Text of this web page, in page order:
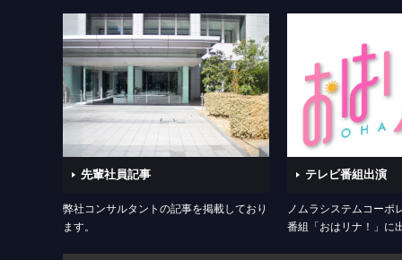
先輩社員記事
弊社コンサルタントの記事を掲載しており
ます。
テレビ番組出演
ノムラシステムコーポ
番組「おはリナ！」に